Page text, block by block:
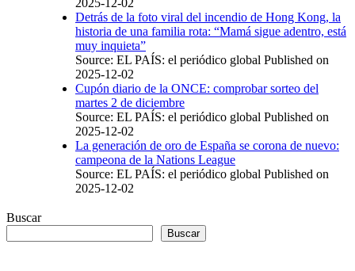
2025-12-02
Detrás de la foto viral del incendio de Hong Kong, la
historia de una familia rota: “Mamá sigue adentro, está
muy inquieta”
Source: EL PAÍS: el periódico global Published on
2025-12-02
Cupón diario de la ONCE: comprobar sorteo del
martes 2 de diciembre
Source: EL PAÍS: el periódico global Published on
2025-12-02
La generación de oro de España se corona de nuevo:
campeona de la Nations League
Source: EL PAÍS: el periódico global Published on
2025-12-02
Buscar
Buscar